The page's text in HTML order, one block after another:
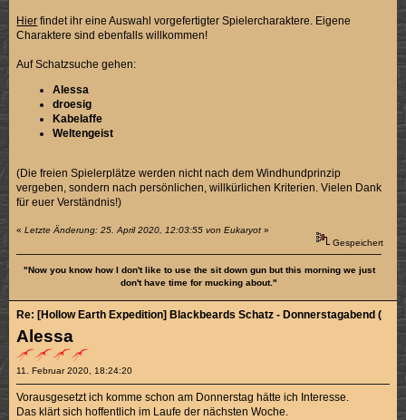
Hier findet ihr eine Auswahl vorgefertigter Spielercharaktere. Eigene
Charaktere sind ebenfalls willkommen!
Auf Schatzsuche gehen:
Alessa
droesig
Kabelaffe
Weltengeist
(Die freien Spielerplätze werden nicht nach dem Windhundprinzip
vergeben, sondern nach persönlichen, willkürlichen Kriterien. Vielen Dank
für euer Verständnis!)
«Letzte Änderung: 25. April 2020, 12:03:55 von Eukaryot »
Gespeichert
"Now you know how I don't like to use the sit down gun but this morning we just
don't have time for mucking about."
Alessa
11. Februar 2020, 18:24:20
Re: [Hollow Earth Expedition] Blackbeards Schatz - Donnerstagabend (1/4)
Vorausgesetzt ich komme schon am Donnerstag hätte ich Interesse.
Das klärt sich hoffentlich im Laufe der nächsten Woche.